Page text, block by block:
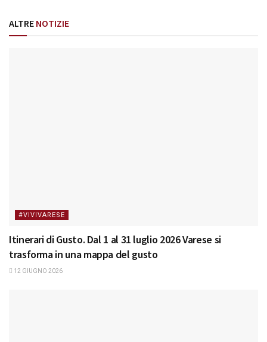
ALTRE NOTIZIE
#VIVIVARESE
Itinerari di Gusto. Dal 1 al 31 luglio 2026 Varese si
trasforma in una mappa del gusto
12 GIUGNO 2026